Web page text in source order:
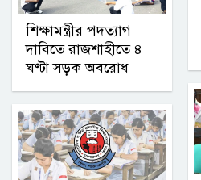
শিক্ষামন্ত্রীর পদত্যাগ
দাবিতে রাজশাহীতে ৪
ঘণ্টা সড়ক অবরোধ